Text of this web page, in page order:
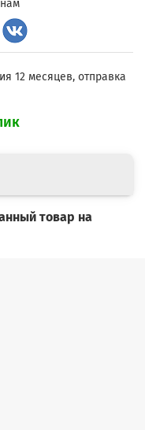
12 месяцев, отправка
товар на